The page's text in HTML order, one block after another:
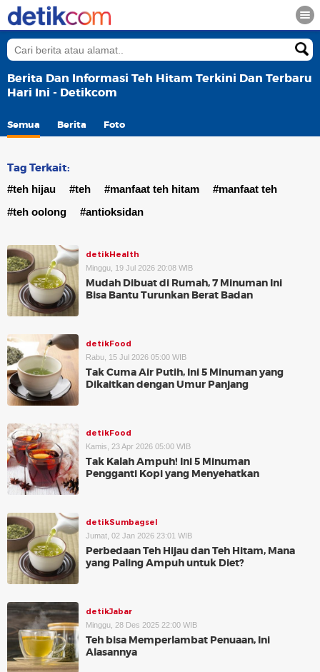
Berita Dan Informasi Teh Hitam Terkini Dan Terbaru
Hari Ini - Detikcom
Semua Berita Foto
Tag Terkait:
#teh hijau #teh #manfaat teh hitam
#manfaat teh
#teh oolong
#antioksidan
detikHealth
Minggu, 19 Jul 2026 20:08 WIB
Mudah Dibuat di Rumah, 7 Minuman Ini
Bisa Bantu Turunkan Berat Badan
detikFood
Rabu, 15 Jul 2026 05:00 WIB
Tak Cuma Air Putih, Ini 5 Minuman yang
Dikaitkan dengan Umur Panjang
detikFood
Kamis, 23 Apr 2026 05:00 WIB
Tak Kalah Ampuh! Ini 5 Minuman
Pengganti Kopi yang Menyehatkan
detikSumbagsel
Jumat, 02 Jan 2026 23:01 WIB
Perbedaan Teh Hijau dan Teh Hitam, Mana
yang Paling Ampuh untuk Diet?
detikJabar
Minggu, 28 Des 2025 22:00 WIB
Teh bisa Memperlambat Penuaan, Ini
Alasannya